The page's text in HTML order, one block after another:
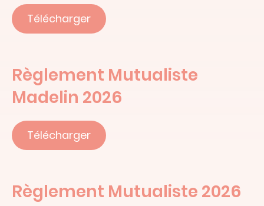
Télécharger
Règlement Mutualiste
Madelin 2026
Télécharger
Règlement Mutualiste 2026